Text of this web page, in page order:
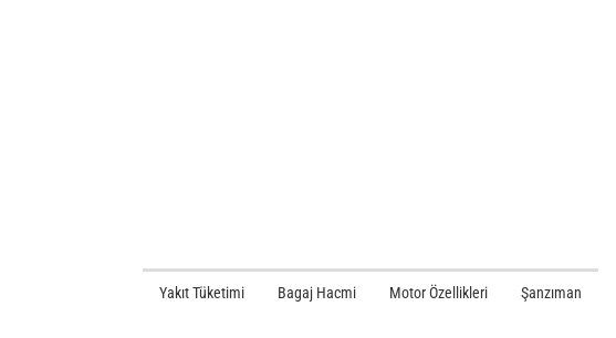
Yakıt Tüketimi Bagaj Hacmi Motor Özellikleri Şanzıman